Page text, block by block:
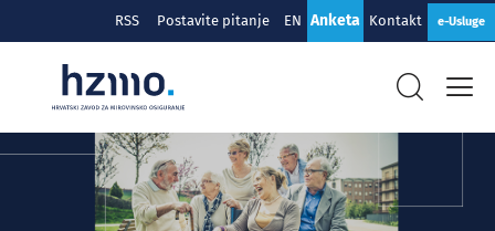
RSS Postavite pitanje EN Anketa Kontakt e-Usluge